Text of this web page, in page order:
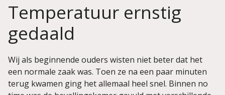
Temperatuur ernstig
gedaald
Wij als beginnende ouders wisten niet beter dat het
een normale zaak was. Toen ze na een paar minuten
terug kwamen ging het allemaal heel snel. Binnen no